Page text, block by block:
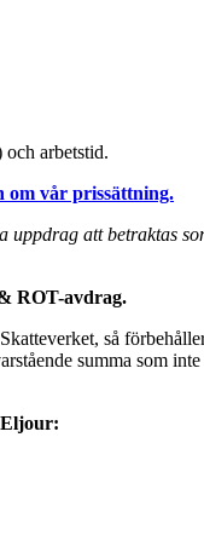
och arbetstid.
om vår prissättning.
uppdrag att betraktas
ROT-avdrag.
så
summa som inte